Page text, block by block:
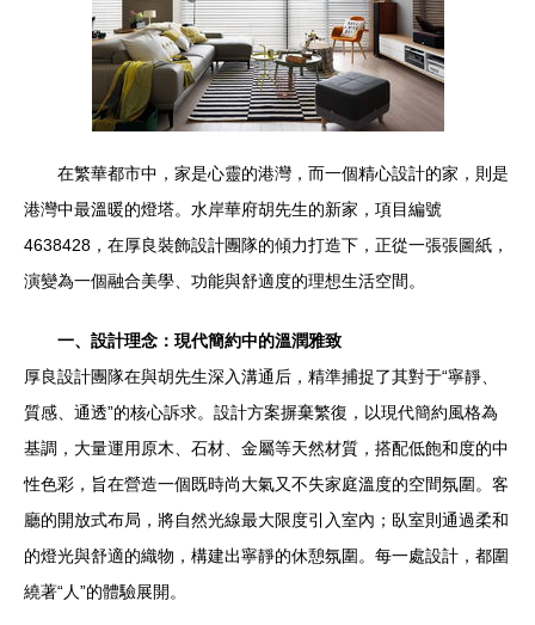
在繁華都市中，家是心靈的港灣，而一個精心設計的家，則是
港灣中最溫暖的燈塔。水岸華府胡先生的新家，項目編號
4638428，在厚良裝飾設計團隊的傾力打造下，正從一張張圖紙，
演變為一個融合美學、功能與舒適度的理想生活空間。
一、設計理念：現代簡約中的溫潤雅致
厚良設計團隊在與胡先生深入溝通后，精準捕捉了其對于“寧靜、
質感、通透”的核心訴求。設計方案摒棄繁復，以現代簡約風格為
基調，大量運用原木、石材、金屬等天然材質，搭配低飽和度的中
性色彩，旨在營造一個既時尚大氣又不失家庭溫度的空間氛圍。客
廳的開放式布局，將自然光線最大限度引入室內；臥室則通過柔和
的燈光與舒適的織物，構建出寧靜的休憩氛圍。每一處設計，都圍
繞著“人”的體驗展開。